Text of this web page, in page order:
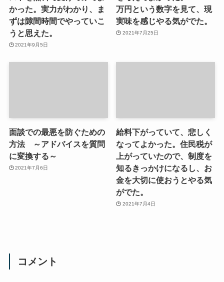
かった。実力がわかり、ま
ずは隙間時間でやっていこ
うと思えた。
2021年9月5日
万円という数字を見て、現
実味を感じやる気がでた。
2021年7月25日
面談での最悪を防ぐための
方法 ～アドバイスを質問
に変換する～
2021年7月6日
給料下がっていて、悲しく
なってよかった。住民税が
上がっていたので、制度を
知るきっかけになるし、お
金を大切に使おうとやる気
がでた。
2021年7月4日
コメント